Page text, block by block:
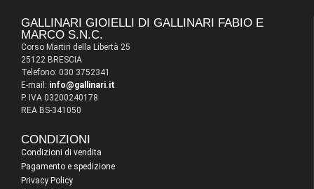
GALLINARI GIOIELLI DI GALLINARI FABIO E
MARCO S.N.C.
Corso Martiri della Libertà 25
25122 BRESCIA
Telefono: 030 3752341
E-mail: info@gallinari.it
P. IVA 03200240178
REA BS-341050
CONDIZIONI
Condizioni di vendita
Pagamento e spedizione
Privacy Policy